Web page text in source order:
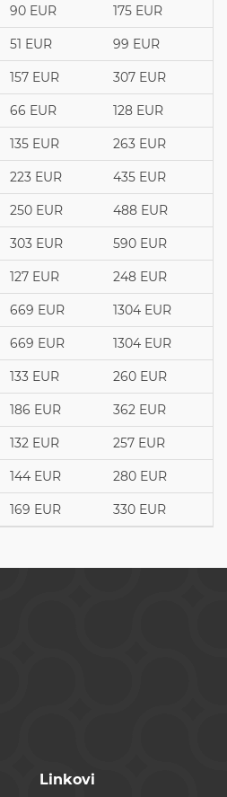
90 EUR 175 EUR
51 EUR 99 EUR
157 EUR 307 EUR
66 EUR 128 EUR
135 EUR 263 EUR
223 EUR 435 EUR
250 EUR 488 EUR
303 EUR 590 EUR
127 EUR 248 EUR
669 EUR 1304 EUR
669 EUR 1304 EUR
133 EUR 260 EUR
186 EUR 362 EUR
132 EUR 257 EUR
144 EUR 280 EUR
169 EUR 330 EUR
Linkovi